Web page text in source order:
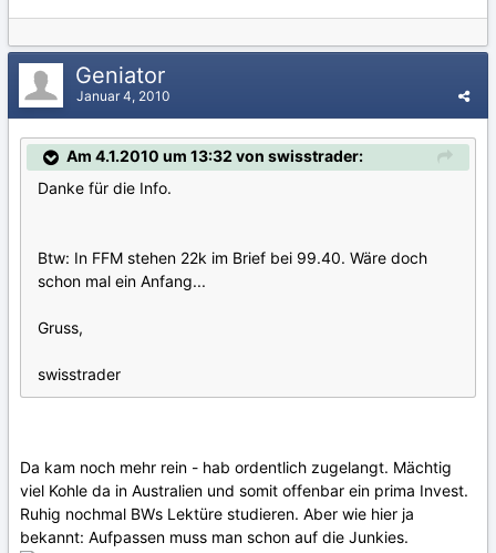
Geniator
Januar 4, 2010
Am 4.1.2010 um 13:32 von swisstrader:
Danke für die Info.
Btw: In FFM stehen 22k im Brief bei 99.40. Wäre doch
schon mal ein Anfang...
Gruss,
swisstrader
Da kam noch mehr rein - hab ordentlich zugelangt. Mächtig
viel Kohle da in Australien und somit offenbar ein prima Invest.
Ruhig nochmal BWs Lektüre studieren. Aber wie hier ja
bekannt: Aufpassen muss man schon auf die Junkies.